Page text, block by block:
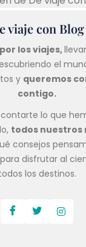
viaje con Blog
los viajes,
el
y queremos
contigo.
lo que
todos nuestros
consejos
disfrutar al
los destinos.